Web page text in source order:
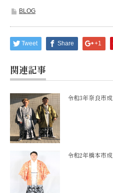
BLOG
Tweet Share +1
関連記事
令和3年奈良市
令和2年橋本市